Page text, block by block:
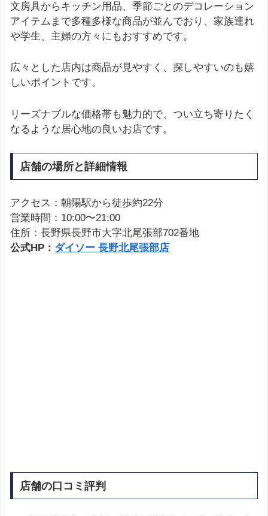
文房具からキッチン用品、季節ごとのデコレーション
アイテムまで多種多様な商品が並んでおり、家族連れ
や学生、主婦の方々にもおすすめです。
広々とした店内は商品が見やすく、探しやすいのも嬉
しいポイントです。
リーズナブルな価格帯も魅力的で、つい立ち寄りたく
なるような居心地の良いお店です。
店舗の場所と詳細情報
アクセス：朝陽駅から徒歩約22分
営業時間：10:00〜21:00
住所：長野県長野市大字北尾張部702番地
公式HP： ダイソー 長野北尾張部店
店舗の口コミ評判